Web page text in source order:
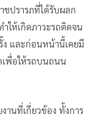
ชปรารภที่ได้รับผลก
ให้เกิดภาวะรถติดจน
และก่อนหน้านี้เคยมี
พื่อให้รถบนถนน
นที่เกี่ยวข้อง ทั้งการ